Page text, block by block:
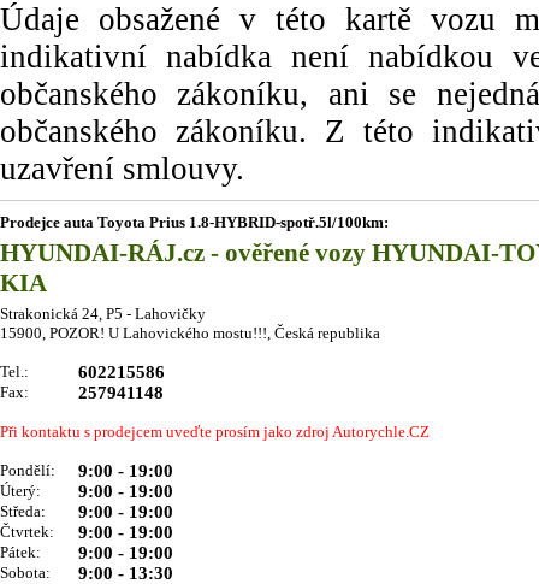
Údaje obsažené v této kartě vozu
indikativní nabídka není nabídkou
občanského zákoníku, ani se
občanského zákoníku. Z této
uzavření smlouvy.
Prodejce auta Toyota Prius 1.8-HYBRID-spotř.5l/100km:
HYUNDAI-RÁJ.cz - ověřené vozy HYUNDAI-
KIA
Strakonická 24, P5 - Lahovičky
15900, POZOR! U Lahovického mostu!!!, Česká republika
Tel.: 602215586
Fax: 257941148
Při kontaktu s prodejcem uveďte prosím jako zdroj Autorychle.CZ
Pondělí: 9:00 - 19:00
Úterý: 9:00 - 19:00
Středa: 9:00 - 19:00
Čtvrtek: 9:00 - 19:00
Pátek: 9:00 - 19:00
Sobota: 9:00 - 13:30